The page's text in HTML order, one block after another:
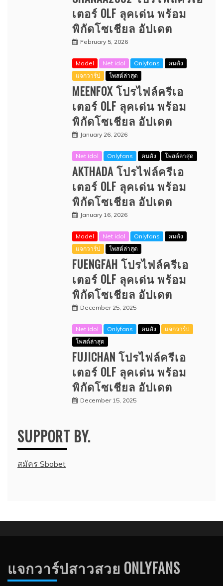
เตอร์ OLF ลุคเด่น พร้อม
พิกัดโซเชียล อัปเดต
February 5, 2026
Model Net idol Onlyfans
คนดัง
แจกวาร์ป
โพสต์ล่าสุด
MEENFOX โปรไฟล์ครีเอ
เตอร์ OLF ลุคเด่น พร้อม
พิกัดโซเชียล อัปเดต
January 26, 2026
Net idol Onlyfans คนดัง โพสต์ล่าสุด
AKTHADA โปรไฟล์ครีเอ
เตอร์ OLF ลุคเด่น พร้อม
พิกัดโซเชียล อัปเดต
January 16, 2026
Model Net idol Onlyfans
คนดัง
แจกวาร์ป
โพสต์ล่าสุด
FUENGFAH โปรไฟล์ครีเอ
เตอร์ OLF ลุคเด่น พร้อม
พิกัดโซเชียล อัปเดต
December 25, 2025
Net idol Onlyfans คนดัง
แจกวาร์ป
โพสต์ล่าสุด
FUJICHAN โปรไฟล์ครีเอ
เตอร์ OLF ลุคเด่น พร้อม
พิกัดโซเชียล อัปเดต
December 15, 2025
SUPPORT BY.
สมัคร Sbobet
แจกวาร์ปสาวสวย ONLYFANS